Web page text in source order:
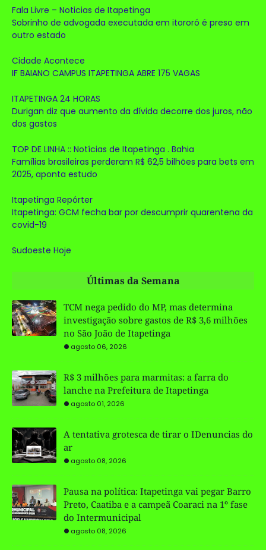
Fala Livre – Noticias de Itapetinga
Sobrinho de advogada executada em itororó é preso em
outro estado
Cidade Acontece
IF BAIANO CAMPUS ITAPETINGA ABRE 175 VAGAS
ITAPETINGA 24 HORAS
Durigan diz que aumento da dívida decorre dos juros, não
dos gastos
TOP DE LINHA :: Notícias de Itapetinga . Bahia
Famílias brasileiras perderam R$ 62,5 bilhões para bets em
2025, aponta estudo
Itapetinga Repórter
Itapetinga: GCM fecha bar por descumprir quarentena da
covid-19
Sudoeste Hoje
Últimas da Semana
TCM nega pedido do MP, mas determina
investigação sobre gastos de R$ 3,6 milhões
no São João de Itapetinga
agosto 06, 2026
R$ 3 milhões para marmitas: a farra do
lanche na Prefeitura de Itapetinga
agosto 01, 2026
A tentativa grotesca de tirar o IDenuncias do
ar
agosto 08, 2026
Pausa na política: Itapetinga vai pegar Barro
Preto, Caatiba e a campeã Coaraci na 1º fase
do Intermunicipal
agosto 08, 2026